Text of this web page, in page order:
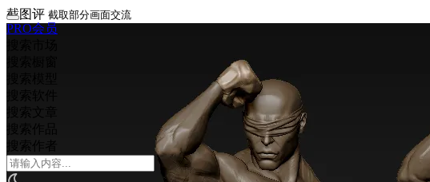
PRO会员
截图评 截取部分画面交流